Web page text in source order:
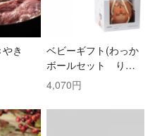
き
ベビーギフト(わっか
ボールセット りん
ご・しまりす)
4,070円